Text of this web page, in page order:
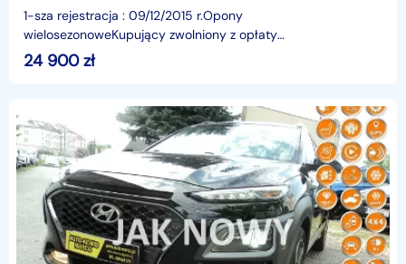
1-sza rejestracja : 09/12/2015 r.Opony
wielosezonoweKupujący zwolniony z opłaty
skarbowej.Pomoc w finansowaniu auta w korzystnym
kredycie samochodowym lub leasi
24 900zł